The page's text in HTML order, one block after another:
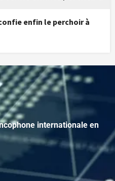
enfin le perchoir à
internationale en